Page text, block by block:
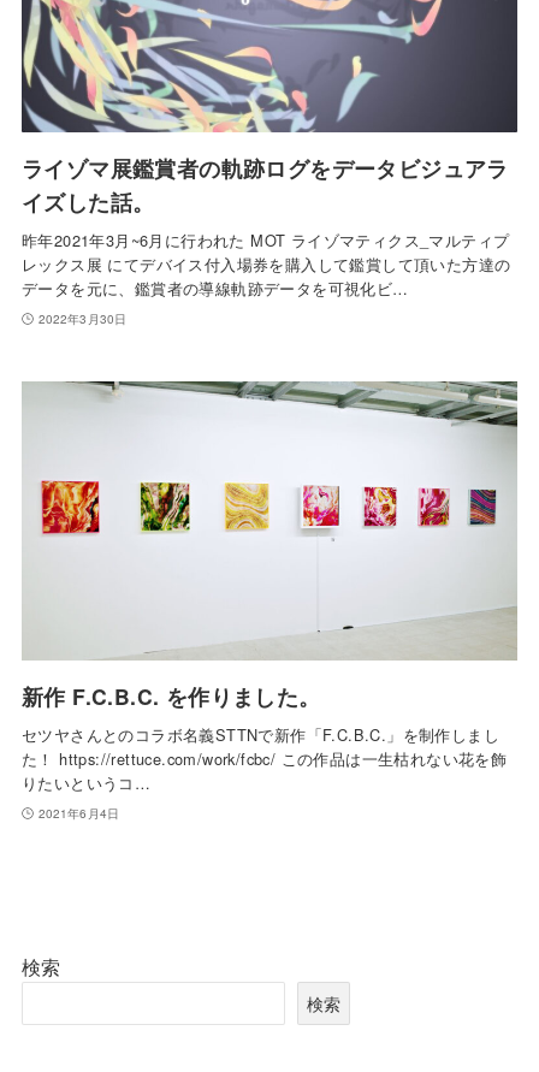
ライゾマ展鑑賞者の軌跡ログをデータビジュアラ
イズした話。
昨年2021年3月~6月に行われた MOT ライゾマティクス_マルティプ
レックス展 にてデバイス付入場券を購入して鑑賞して頂いた方達の
データを元に、鑑賞者の導線軌跡データを可視化ビ…
2022年3月30日
新作 F.C.B.C. を作りました。
セツヤさんとのコラボ名義STTNで新作「F.C.B.C.」を制作しまし
た！ https://rettuce.com/work/fcbc/ この作品は一生枯れない花を飾
りたいというコ…
2021年6月4日
検索
検索